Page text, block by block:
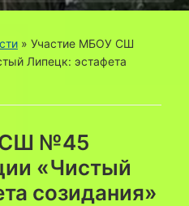
» Участие МБОУ СШ
Липецк: эстафета
СШ №45
«Чистый
созидания»